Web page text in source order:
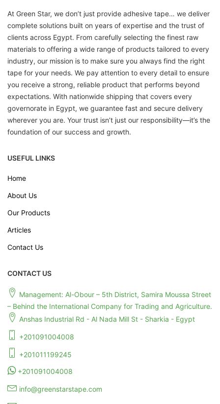
At Green Star, we don’t just provide adhesive tape… we deliver
complete solutions built on years of expertise and the trust of
clients across Egypt. From carefully selecting the finest raw
materials to offering a wide range of products tailored to every
industry, our mission is to make sure you always find the right
tape for your needs. We pay attention to every detail to ensure
you receive a strong, reliable product that performs beyond
expectations. With nationwide shipping that covers every
governorate in Egypt, we guarantee fast and secure delivery
wherever you are. Your trust isn’t just our responsibility—it’s the
foundation of our success and growth.
USEFUL LINKS
Home
About Us
Our Products
Articles
Contact Us
CONTACT US
Management: Al-Obour – 5th District, Samira Moussa Street
– Behind the International Company for Trading and Agriculture.
Anshas Industrial Rd - Al Nada Mill St - Sharkia - Egypt
+201091004008
+201011199245
+201091004008
info@greenstarstape.com